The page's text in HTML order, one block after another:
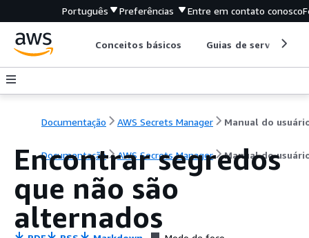
Português Preferências Entre em contato conosco
Conceitos básicos Guias de serviço
Documentação AWS Secrets Manager Manual do
Documentação AWS Secrets Manager Manual do
Encontrar segredos
que não são
alternados